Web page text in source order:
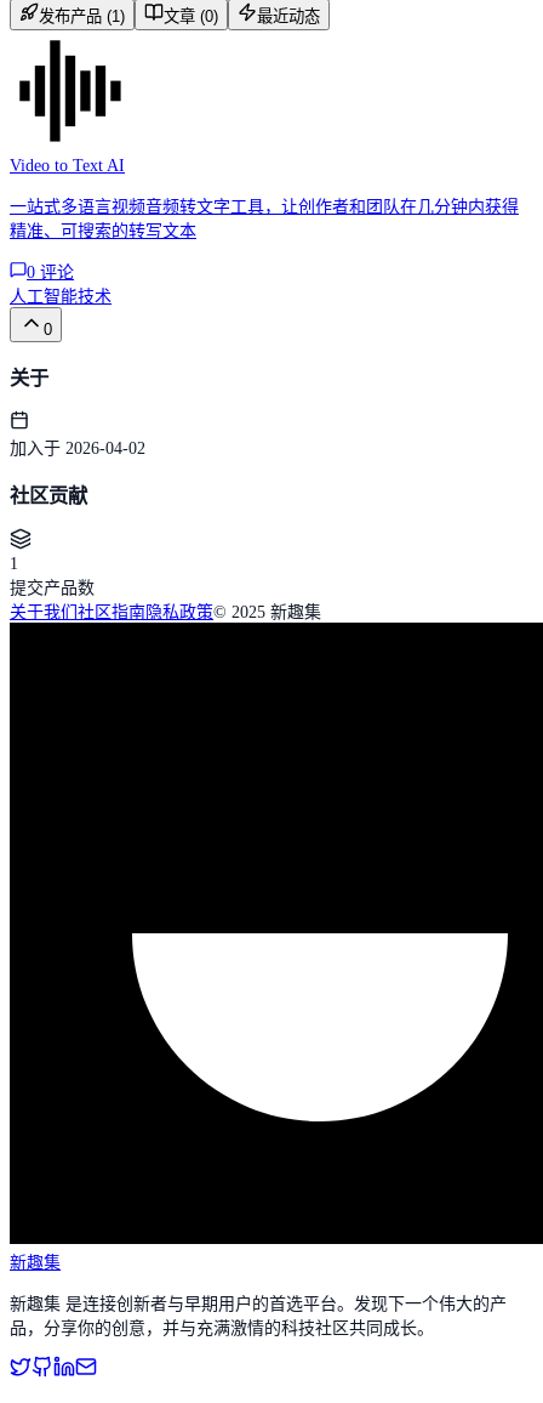
发布产品 (1) 文章 (0) 最近动态
Video to Text AI
一站式多语言视频音频转文字工具，让创作者和团队在几分钟内获得
精准、可搜索的转写文本
0 评论
人工智能技术
0
关于
加入于 2026-04-02
社区贡献
1
提交产品数
关于我们 社区指南隐私政策© 2025 新趣集
新趣集
新趣集 是连接创新者与早期用户的首选平台。发现下一个伟大的产
品，分享你的创意，并与充满激情的科技社区共同成长。